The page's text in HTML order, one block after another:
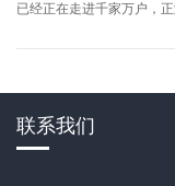
已经正在走进千家万户，
联系我们